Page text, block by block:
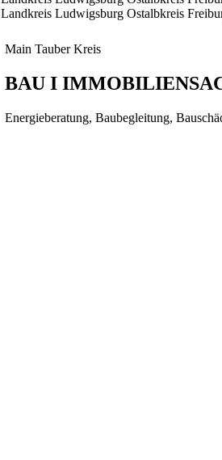
Landkreis Ludwigsburg Ostalbkreis
Main Tauber Kreis
BAU I
Energieberatung, Baubegleitung,